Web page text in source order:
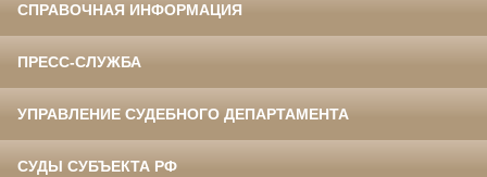
СПРАВОЧНАЯ ИНФОРМАЦИЯ
ПРЕСС-СЛУЖБА
УПРАВЛЕНИЕ СУДЕБНОГО ДЕПАРТАМЕНТА
СУДЫ СУБЪЕКТА РФ